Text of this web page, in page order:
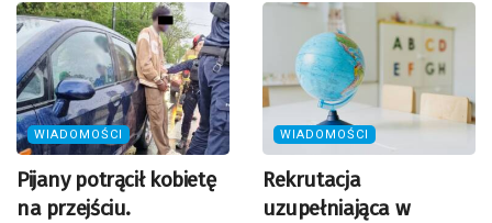
WIADOMOŚCI
Pijany potrącił kobietę
na przejściu.
WIADOMOŚCI
Rekrutacja
uzupełniająca w